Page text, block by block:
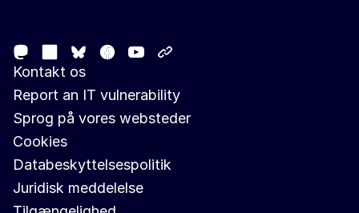
MastodonLinkedIn
Bluesky
Facebook
Youtube
Kontakt os
Report an IT vulnerability
Sprog på vores websteder
Cookies
Databeskyttelsespolitik
Juridisk meddelelse